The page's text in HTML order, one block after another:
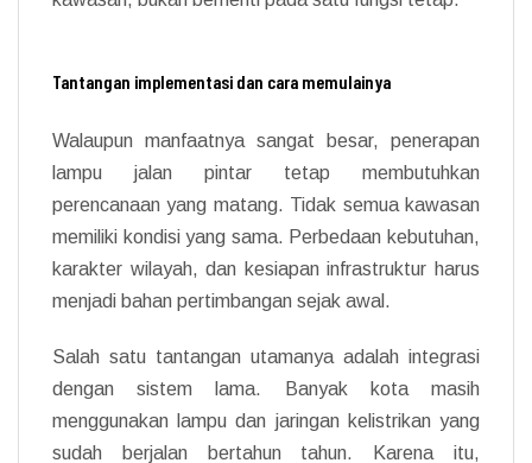
Tantangan implementasi dan cara memulainya
Walaupun manfaatnya sangat besar, penerapan
lampu jalan pintar tetap membutuhkan
perencanaan yang matang. Tidak semua kawasan
memiliki kondisi yang sama. Perbedaan kebutuhan,
karakter wilayah, dan kesiapan infrastruktur harus
menjadi bahan pertimbangan sejak awal.
Salah satu tantangan utamanya adalah integrasi
dengan sistem lama. Banyak kota masih
menggunakan lampu dan jaringan kelistrikan yang
sudah berjalan bertahun tahun. Karena itu,